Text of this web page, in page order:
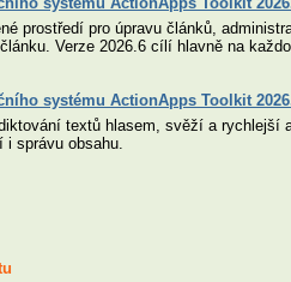
prostředí pro úpravu článků,
Verze 2026.6 cílí hlavně na
systému ActionApps Toolkit
textů hlasem, svěží a rychlejší
i správu obsahu.